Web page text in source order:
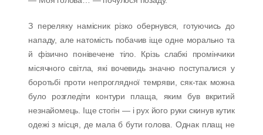
З переляку намісник різко обернувся, готуючись до
нападу, але натомість побачив іще одне морально та
й фізично понівечене тіло. Крізь слабкі промінчики
місячного світла, які вочевидь значно поступалися у
боротьбі проти непроглядної темряви, сяк-так можна
було розгледіти контури плаща, яким був вкритий
незнайомець. Іще стогін — і рух його руки скинув кутик
одежі з місця, де мала б бути голова. Однак плащ не